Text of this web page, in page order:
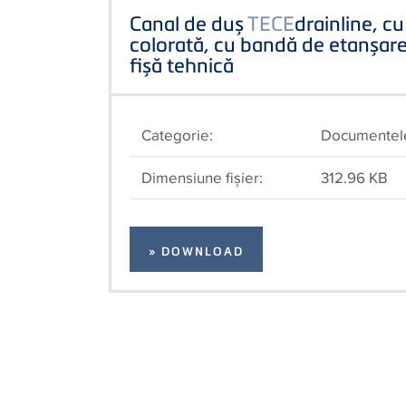
Canal de dușTECEdrainline,
colorată, cu bandă de
fișă tehnică
Categorie:
Dimensiune fişier:
312.96 KB
» DOWNLOAD